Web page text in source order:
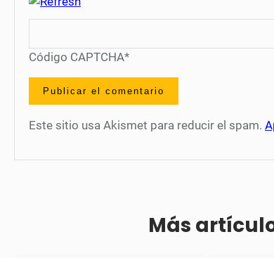
Código CAPTCHA*
Este sitio usa Akismet para reducir el spam.
Más